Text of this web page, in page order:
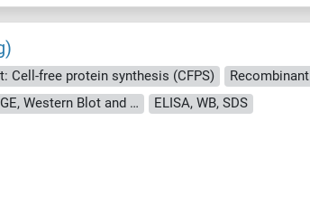
Cell-free protein synthesis (CFPS)
Recombinant
approximately 70-80 % as determined by SDS PAGE, Western Blot and analytical SEC (HPLC).
ELISA, WB, SDS